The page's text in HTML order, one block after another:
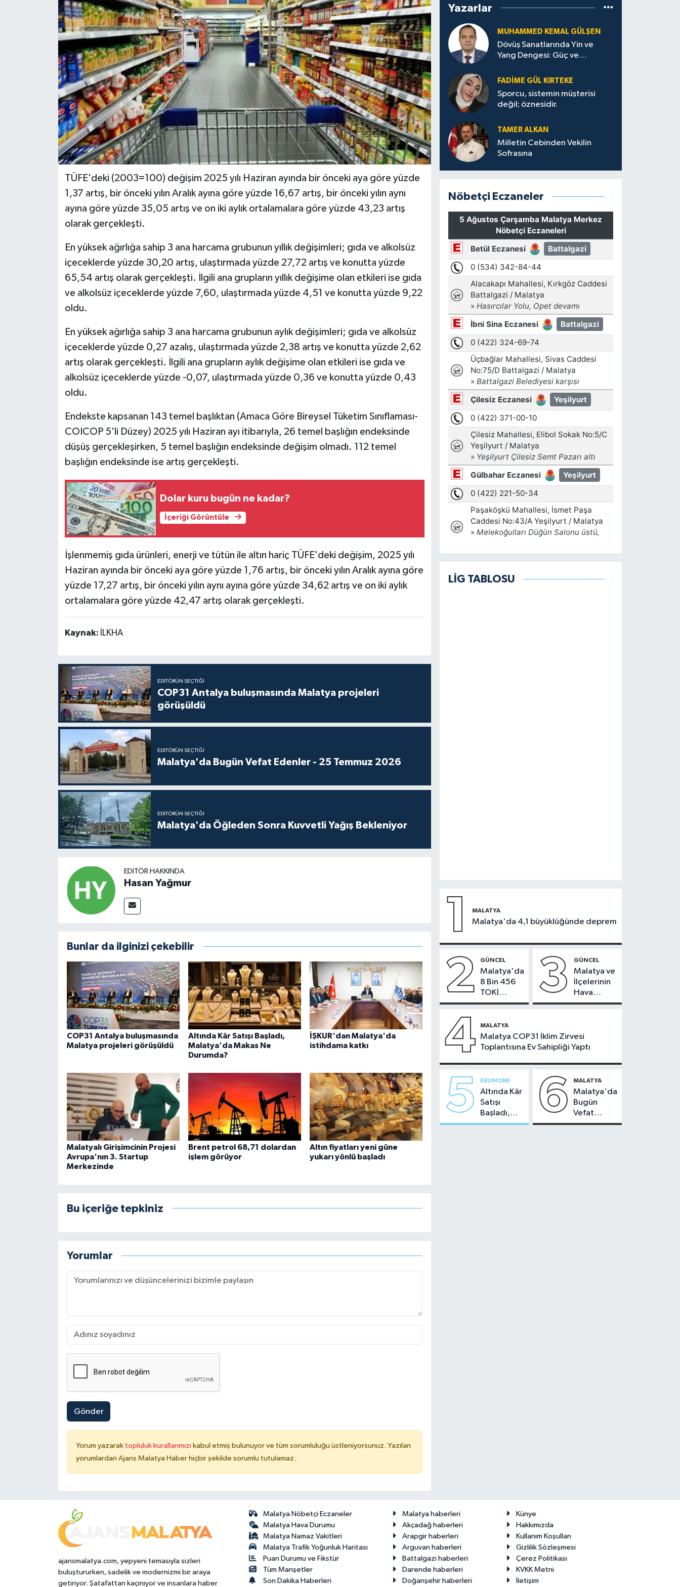
TÜFE'deki (2003=100) değişim 2025 yılı Haziran ayında bir önceki aya göre yüzde
1,37 artış, bir önceki yılın Aralık ayına göre yüzde 16,67 artış, bir önceki yılın aynı
ayına göre yüzde 35,05 artış ve on iki aylık ortalamalara göre yüzde 43,23 artış
olarak gerçekleşti.
En yüksek ağırlığa sahip 3 ana harcama grubunun yıllık değişimleri; gıda ve alkolsüz
içeceklerde yüzde 30,20 artış, ulaştırmada yüzde 27,72 artış ve konutta yüzde
65,54 artış olarak gerçekleşti. İlgili ana grupların yıllık değişime olan etkileri ise gıda
ve alkolsüz içeceklerde yüzde 7,60, ulaştırmada yüzde 4,51 ve konutta yüzde 9,22
oldu.
En yüksek ağırlığa sahip 3 ana harcama grubunun aylık değişimleri; gıda ve alkolsüz
içeceklerde yüzde 0,27 azalış, ulaştırmada yüzde 2,38 artış ve konutta yüzde 2,62
artış olarak gerçekleşti. İlgili ana grupların aylık değişime olan etkileri ise gıda ve
alkolsüz içeceklerde yüzde -0,07, ulaştırmada yüzde 0,36 ve konutta yüzde 0,43
oldu.
Endekste kapsanan 143 temel başlıktan (Amaca Göre Bireysel Tüketim Sınıflaması-
COICOP 5'li Düzey) 2025 yılı Haziran ayı itibarıyla, 26 temel başlığın endeksinde
düşüş gerçekleşirken, 5 temel başlığın endeksinde değişim olmadı. 112 temel
başlığın endeksinde ise artış gerçekleşti.
Dolar kuru bugün ne kadar?
İçeriği Görüntüle
İşlenmemiş gıda ürünleri, enerji ve tütün ile altın hariç TÜFE'deki değişim, 2025 yılı
Haziran ayında bir önceki aya göre yüzde 1,76 artış, bir önceki yılın Aralık ayına göre
yüzde 17,27 artış, bir önceki yılın aynı ayına göre yüzde 34,62 artış ve on iki aylık
ortalamalara göre yüzde 42,47 artış olarak gerçekleşti.
Kaynak: İLKHA
EDITÖRÜN SEÇTIĞI
COP31 Antalya buluşmasında Malatya projeleri
görüşüldü
EDITÖRÜN SEÇTIĞI
Malatya'da Bugün Vefat Edenler - 25 Temmuz 2026
EDITÖRÜN SEÇTIĞI
Malatya'da Öğleden Sonra Kuvvetli Yağış Bekleniyor
EDITÖR HAKKINDA
Hasan Yağmur
Bunlar da ilginizi çekebilir
COP31 Antalya buluşmasında
Malatya projeleri görüşüldü
Altında Kâr Satışı Başladı,
Malatya'da Makas Ne
Durumda?
İŞKUR'dan Malatya'da
istihdama katkı
Malatyalı Girişimcinin Projesi
Avrupa'nın 3. Startup
Merkezinde
Brent petrol 68,71 dolardan
işlem görüyor
Altın fiyatları yeni güne
yukarı yönlü başladı
Bu içeriğe tepkiniz
Yorumlar
Gönder
Yorum yazarak topluluk kurallarımızı kabul etmiş bulunuyor ve tüm sorumluluğu üstleniyorsunuz. Yazılan
yorumlardan Ajans Malatya Haber hiçbir şekilde sorumlu tutulamaz.
Yazarlar
MUHAMMED KEMAL GÜLŞEN
Dövüş Sanatlarında Yin ve
Yang Dengesi: Güç ve
FADIME GÜL KIRTEKE
Sporcu, sistemin müşterisi
değil; öznesidir.
TAMER ALKAN
Milletin Cebinden Vekilin
Sofrasına
Nöbetçi Eczaneler
LİG TABLOSU
1 MALATYA
Malatya'da 4,1 büyüklüğünde deprem
2 GÜNCEL
Malatya'da
8 Bin 456
TOKİ
Konutunun
Bugün
Çekiliyor
3 GÜNCEL
Malatya ve
İlçelerinin
Hava
Durumu -
2026
4 MALATYA
Malatya COP31 İklim Zirvesi
Toplantısına Ev Sahipliği Yaptı
5 EKONOMI
Altında Kâr
Satışı
Başladı,
Malatya'da
6 MALATYA
Malatya'da
Bugün
Vefat
Edenler -
ajansmalatya.com, yepyeni temasıyla sizleri
buluştururken, sadelik ve modernizmi bir araya
getiriyor. Şatafattan kaçınıyor ve insanlara haber
Malatya Nöbetçi Eczaneler
Malatya Hava Durumu
Malatya Namaz Vakitleri
Malatya Trafik Yoğunluk Haritası
Puan Durumu ve Fikstür
Tüm Manşetler
Son Dakika Haberleri
Malatya haberleri
Künye
Akçadağ haberleri
Hakkımızda
Arapgir haberleri
Kullanım Koşulları
Arguvan haberleri
Gizlilik Sözleşmesi
Battalgazi haberleri
Çerez Politikası
Darende haberleri
KVKK Metni
Doğanşehir haberleri
İletişim
Politika
Teknoloji